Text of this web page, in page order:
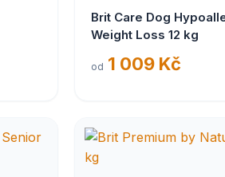
Brit Care Dog
Weight Loss 12 kg
od 1 009 Kč